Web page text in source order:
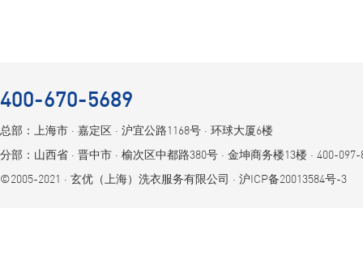
400-670-5689
总部：上海市 ⋅ 嘉定区 ⋅ 沪宜公路1168号 ⋅ 环球大厦6楼
分部：山西省 ⋅ 晋中市 ⋅ 榆次区中都路380号 ⋅ 金坤商务楼13楼 ⋅ 400-097-
©2005-2021 ⋅ 玄优（上海）洗衣服务有限公司 ⋅ 沪ICP备20013584号-3